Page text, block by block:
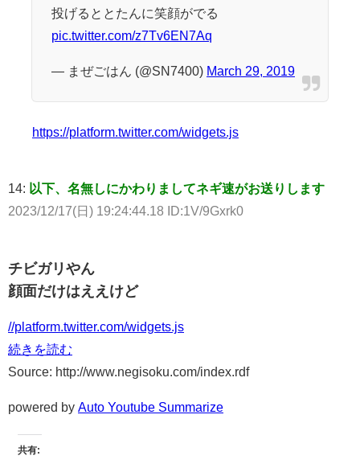
投げるととたんに笑顔がでる
pic.twitter.com/z7Tv6EN7Aq
— まぜごはん (@SN7400) March 29, 2019
https://platform.twitter.com/widgets.js
14: 以下、名無しにかわりましてネギ速がお送りします
2023/12/17(日) 19:24:44.18 ID:1V/9Gxrk0
チビガリやん
顔面だけはええけど
//platform.twitter.com/widgets.js
続きを読む
Source: http://www.negisoku.com/index.rdf
powered by Auto Youtube Summarize
共有: